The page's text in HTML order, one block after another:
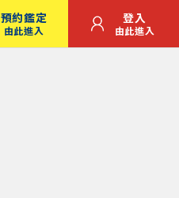
預約鑑定
由此進入
登入
由此進入